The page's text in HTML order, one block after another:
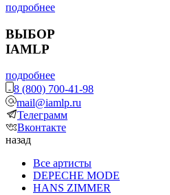
подробнее
ВЫБОР
IAMLP
подробнее
8 (800) 700-41-98
mail@iamlp.ru
Телеграмм
Вконтакте
назад
Все артисты
DEPECHE MODE
HANS ZIMMER